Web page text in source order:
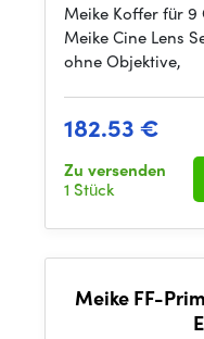
Meike Koffer für
Meike Cine Lens
ohne Objektive,
182.53 €
Zu versenden
1 Stück
Meike FF-